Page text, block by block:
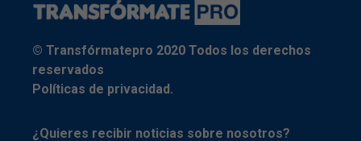
© Transfórmatepro 2020 Todos los derechos
reservados
Políticas de privacidad.
¿Quieres recibir noticias sobre nosotros?